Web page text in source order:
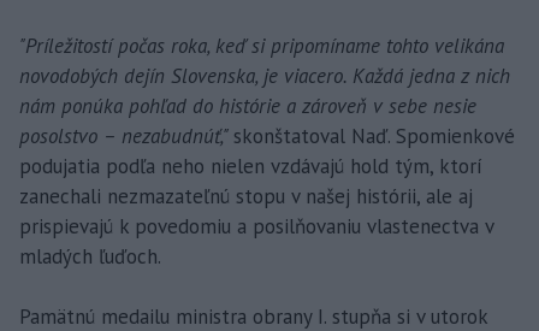
"Príležitostí počas roka, keď si pripomíname tohto velikána
novodobých dejín Slovenska, je viacero. Každá jedna z nich
nám ponúka pohľad do histórie a zároveň v sebe nesie
posolstvo – nezabudnúť," skonštatoval Naď. Spomienkové
podujatia podľa neho nielen vzdávajú hold tým, ktorí
zanechali nezmazateľnú stopu v našej histórii, ale aj
prispievajú k povedomiu a posilňovaniu vlastenectva v
mladých ľuďoch.
Pamätnú medailu ministra obrany I. stupňa si v utorok